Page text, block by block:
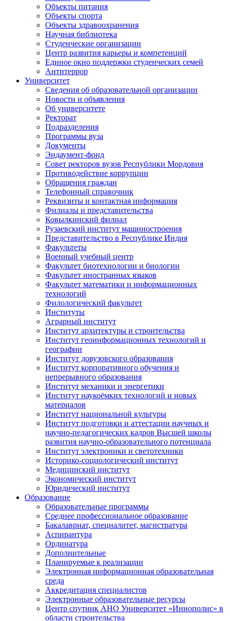
Объекты питания
Объекты спорта
Объекты здравоохранения
Научная библиотека
Студенческие организации
Центр развития карьеры и компетенций
Единое окно поддержки студенческих семей
Антитеррор
Университет
Сведения об образовательной организации
Новости и объявления
Об университете
Ректорат
Подразделения
Программы вуза
Документы
Эндаумент-фонд
Совет ректоров вузов Республики Мордовия
Противодействие коррупции
Обращения граждан
Телефонный справочник
Реквизиты и контактная информация
Филиалы и представительства
Ковылкинский филиал
Рузаевский институт машиностроения
Представительство в Республике Индия
Факультеты
Военный учебный центр
Факультет биотехнологии и биологии
Факультет иностранных языков
Факультет математики и информационных
технологий
Филологический факультет
Институты
Аграрный институт
Институт архитектуры и строительства
Институт геоинформационных технологий и
географии
Институт довузовского образования
Институт корпоративного обучения и
непрерывного образования
Институт механики и энергетики
Институт наукоёмких технологий и новых
материалов
Институт национальной культуры
Институт подготовки и аттестации научных и
научно-педагогических кадров Высшей школы
развития научно-образовательного потенциала
Институт электроники и светотехники
Историко-социологический институт
Медицинский институт
Экономический институт
Юридический институт
Образование
Образовательные программы
Среднее профессиональное образование
Бакалавриат, специалитет, магистратура
Аспирантура
Ординатура
Дополнительные
Планируемые к реализации
Электронная информационная образовательная
среда
Аккредитация специалистов
Электронные образовательные ресурсы
Центр спутник АНО Университет «Иннополис» в
области строительства